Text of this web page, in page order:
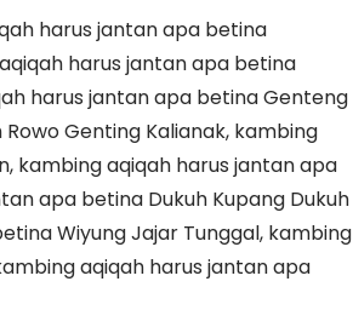
harus jantan apa betina
harus jantan apa betina
harus jantan apa betina Genteng
Genting Kalianak, kambing
kambing aqiqah harus jantan apa
apa betina Dukuh Kupang Dukuh
Wiyung Jajar Tunggal, kambing
aqiqah harus jantan apa